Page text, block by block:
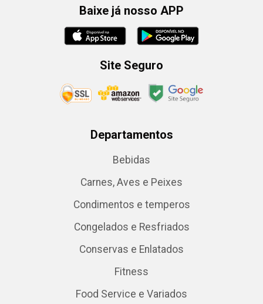
Baixe já nosso APP
Site Seguro
Departamentos
Bebidas
Carnes, Aves e Peixes
Condimentos e temperos
Congelados e Resfriados
Conservas e Enlatados
Fitness
Food Service e Variados